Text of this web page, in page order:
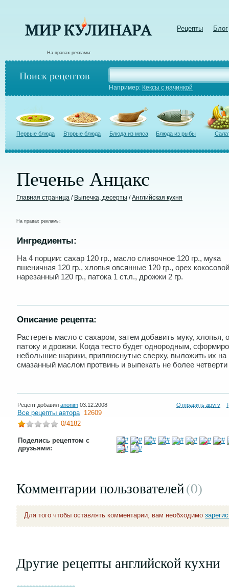
Рецепты Блог
На правах рекламы:
Поиск рецептов
Например: Кексы с начинкой
Первые блюда Вторые блюда Блюда из мяса Блюда из рыбы
Печенье Анцакс
Главная страница / Выпечка, десерты /Английская кухня
На правах рекламы:
Ингредиенты:
На 4 порции: сахар 120 гр., масло сливочное 120 гр., мука
пшеничная 120 гр., хлопья овсянные 120 гр., орех кокосовой
нарезанный 120 гр., патока 1 ст.л., дрожжи 2 гр.
Описание рецепта:
Растереть масло с сахаром, затем добавить муку, хлопья,
патоку и дрожжи. Когда тесто будет однородным,
небольшие шарики, приплюснутые сверху, выложить их на
смазанный маслом протвинь и выпекать не более четверти
Рецепт добавил anonim 03.12.2008 Отправить другу
Все рецепты автора 12609
0/4182
Поделись рецептом с
друзьями:
Комментарии пользователей(0)
Для того чтобы оставлять комментарии, вам необходимо
Другие рецепты английской кухни